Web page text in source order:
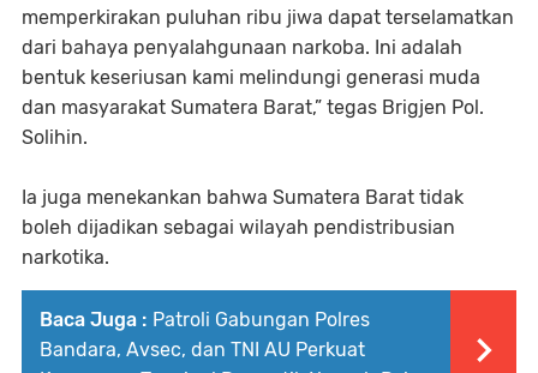
memperkirakan puluhan ribu jiwa dapat terselamatkan
dari bahaya penyalahgunaan narkoba. Ini adalah
bentuk keseriusan kami melindungi generasi muda
dan masyarakat Sumatera Barat,” tegas Brigjen Pol.
Solihin.
Ia juga menekankan bahwa Sumatera Barat tidak
boleh dijadikan sebagai wilayah pendistribusian
narkotika.
Baca Juga : Patroli Gabungan Polres
Bandara, Avsec, dan TNI AU Perkuat